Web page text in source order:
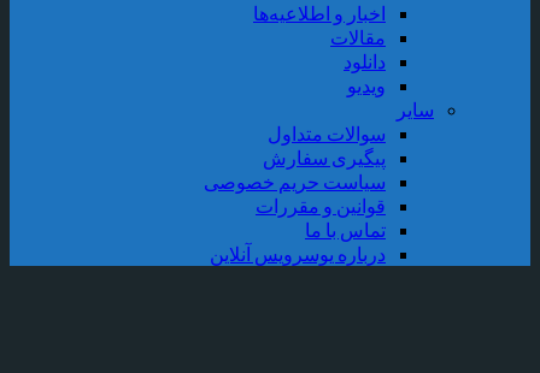
اخبار و اطلاعیه‌ها
مقالات
دانلود
سوالات متداول
پیگیری سفارش
سیاست حریم خصوصی
قوانین و مقررات
تماس با ما
درباره یوسرویس آنلاین